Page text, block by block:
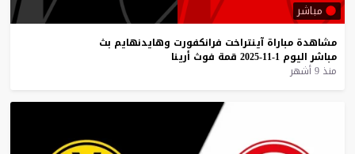
مباشر
مشاهدة مباراة آينتراخت فرانكفورت وهايدنهايم بث
مباشر اليوم 1-11-2025 قمة فوث أرينا
منذ 9 أشهر